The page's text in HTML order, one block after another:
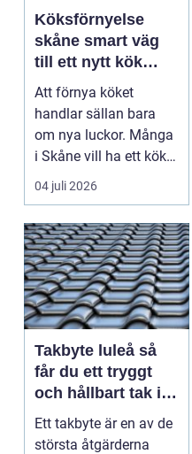
Köksförnyelse
skåne smart väg
till ett nytt kök
utan helrenovering
Att förnya köket
handlar sällan bara
om nya luckor. Många
i Skåne vill ha ett kök
som fungerar bättr...
04 juli 2026
Takbyte luleå så
får du ett tryggt
och hållbart tak i
norrbottniskt
klimat
Ett takbyte är en av de
största åtgärderna